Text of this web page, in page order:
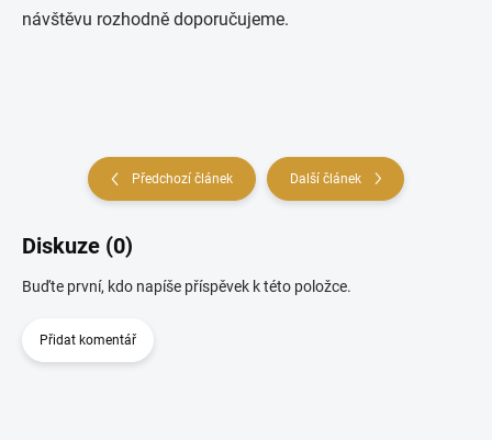
návštěvu rozhodně doporučujeme.
Předchozí článek Další článek
Diskuze (0)
Buďte první, kdo napíše příspěvek k této položce.
Přidat komentář